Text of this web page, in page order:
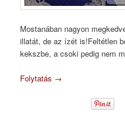
Mostanában nagyon
illatát, de az ízét is!Feltétlen
kekszbe, a csoki pedig nem
Folytatás →